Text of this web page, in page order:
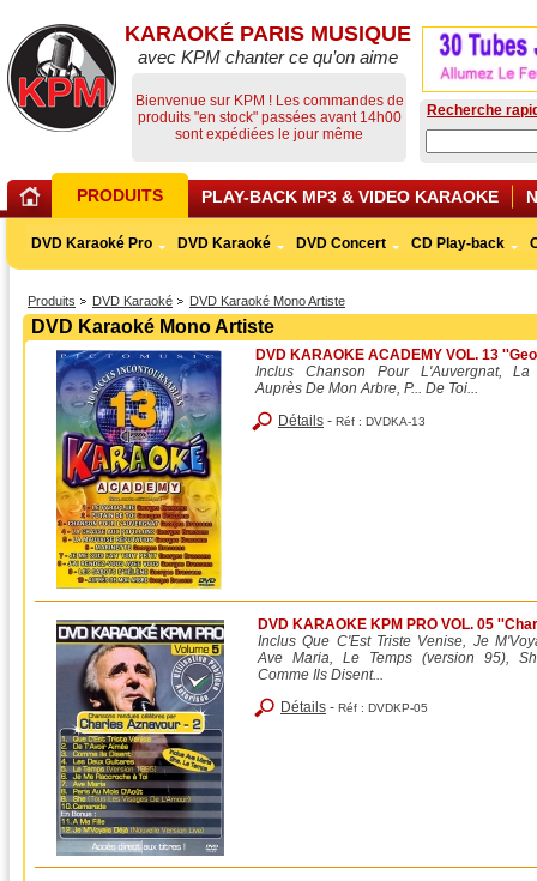
Produits DVD Karaoké DVD Karaoké Mono Artiste
DVD Karaoké Mono Artiste
DVD KARAOKE ACADEMY VOL. 13
Inclus Chanson Pour L'Auvergnat, La
Auprès De Mon Arbre, P... De Toi...
Détails - Réf : DVDKA-13
DVD KARAOKE KPM PRO VOL. 05
Inclus Que C'Est Triste Venise, Je
Ave Maria, Le Temps (version 95),
Comme Ils Disent...
Détails - Réf : DVDKP-05
KARAOKÉ PARIS MUSIQUE
avec KPM chanter ce qu’on aime
Bienvenue sur KPM ! Les commandes de
produits "en stock" passées avant 14h00
sont expédiées le jour même
Recherche
PRODUITS PLAY-BACK MP3 & VIDEO KARAOKE
DVD Karaoké Pro DVD Karaoké DVD Concert CD Play-back